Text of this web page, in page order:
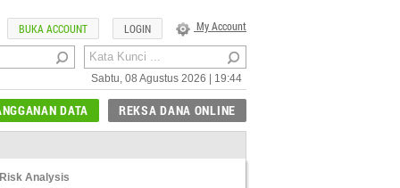
Sabtu, 08 Agustus 2026 | 19:44
My Account
LOGIN
BUKA ACCOUNT
REKSA DANA ONLINE
DATA
Analysis